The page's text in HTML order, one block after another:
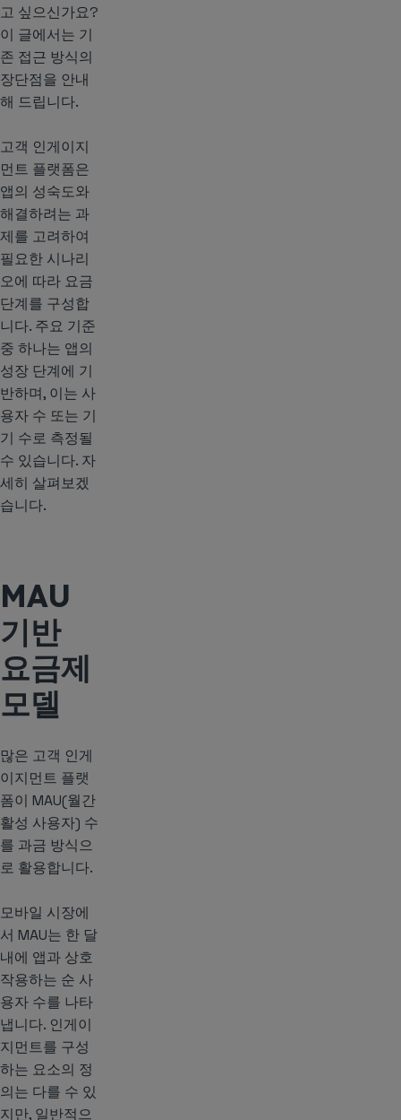
고 싶으신가요?
이 글에서는 기
존 접근 방식의
장단점을 안내
해 드립니다.
고객 인게이지
먼트 플랫폼은
앱의 성숙도와
해결하려는 과
제를 고려하여
필요한 시나리
오에 따라 요금
단계를 구성합
니다. 주요 기준
중 하나는 앱의
성장 단계에 기
반하며, 이는 사
용자 수 또는 기
기 수로 측정될
수 있습니다. 자
세히 살펴보겠
습니다.
MAU
기반
요금제
모델
많은 고객 인게
이지먼트 플랫
폼이 MAU(월간
활성 사용자) 수
를 과금 방식으
로 활용합니다.
모바일 시장에
서 MAU는 한 달
내에 앱과 상호
작용하는 순 사
용자 수를 나타
냅니다. 인게이
지먼트를 구성
하는 요소의 정
의는 다를 수 있
지만, 일반적으